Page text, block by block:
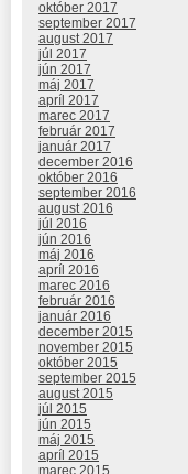
október 2017
september 2017
august 2017
júl 2017
jún 2017
máj 2017
apríl 2017
marec 2017
február 2017
január 2017
december 2016
október 2016
september 2016
august 2016
júl 2016
jún 2016
máj 2016
apríl 2016
marec 2016
február 2016
január 2016
december 2015
november 2015
október 2015
september 2015
august 2015
júl 2015
jún 2015
máj 2015
apríl 2015